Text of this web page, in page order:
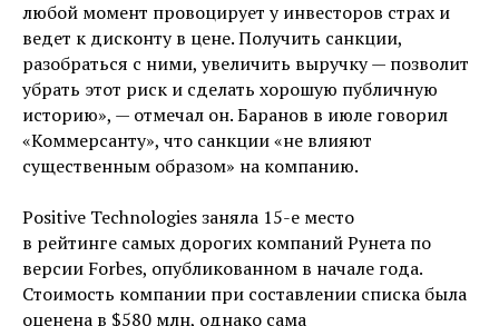
любой момент провоцирует у инвесторов страх и
ведет к дисконту в цене. Получить санкции,
разобраться с ними, увеличить выручку — позволит
убрать этот риск и сделать хорошую публичную
историю», — отмечал он. Баранов в июле говорил
«Коммерсанту», что санкции «не влияют
существенным образом» на компанию.
Positive Technologies заняла 15-е место
в рейтинге самых дорогих компаний Рунета по
версии Forbes, опубликованном в начале года.
Стоимость компании при составлении списка была
оценена в $580 млн, однако сама